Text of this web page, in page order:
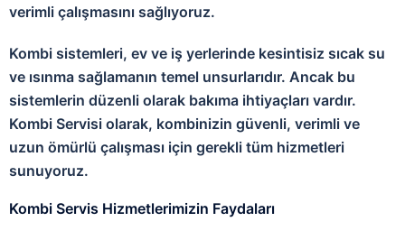
verimli çalışmasını sağlıyoruz.
Kombi sistemleri, ev ve iş yerlerinde kesintisiz sıcak su
ve ısınma sağlamanın temel unsurlarıdır. Ancak bu
sistemlerin düzenli olarak bakıma ihtiyaçları vardır.
Kombi Servisi olarak, kombinizin güvenli, verimli ve
uzun ömürlü çalışması için gerekli tüm hizmetleri
sunuyoruz.
Kombi Servis Hizmetlerimizin Faydaları